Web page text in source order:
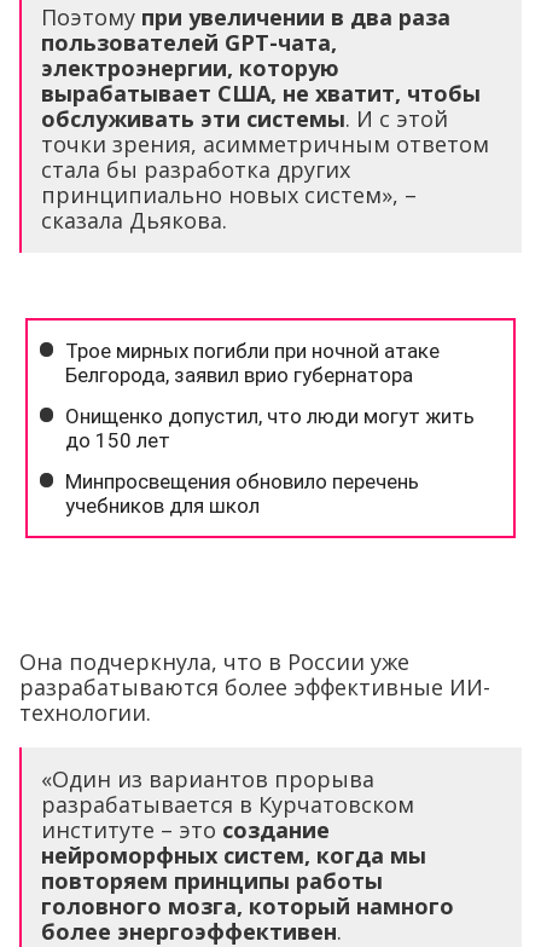
Поэтому при увеличении в два раза
пользователей GPT-чата,
электроэнергии, которую
вырабатывает США, не хватит, чтобы
обслуживать эти системы. И с этой
точки зрения, асимметричным ответом
стала бы разработка других
принципиально новых систем», –
сказала Дьякова.
Она подчеркнула, что в России уже
разрабатываются более эффективные ИИ-
технологии.
«Один из вариантов прорыва
разрабатывается в Курчатовском
институте – это создание
нейроморфных систем, когда мы
повторяем принципы работы
головного мозга, который намного
более энергоэффективен.